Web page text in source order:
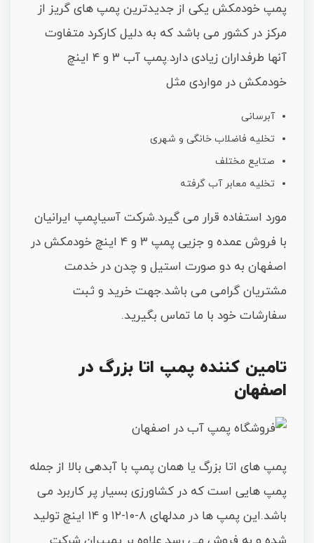
پمپ خودمکش یکی از جدیدترین پمپ های گریز از
مرکز در کشور می باشد که به دلیل کارکرد متفاوت
آنها طرفداران زیادی دارد.پمپ آب ۳ و ۴ اینچ
خودمکش در مواردی مثل
آبرسانی
تخلیه فاضلاب خانگی و شهری
صتایع مختلف
تخلیه معابر آب گرفته
مورد استفاده قرار می گیرد.شرکت آسیاپمپ ایرانیان
با فروش عمده و جزیی پمپ ۳ و ۴ اینچ خودمکش در
اصفهان به دو صورت استیل و چدن در خدمت
مشتریان گرامی می باشد.جهت خرید و ثبت
سفارشات خود با ما تماس بگیرید.
تامین کننده پمپ اتا بزرگ در
اصفهان
پمپ های اتا بزرگ یا همان پمپ با آبدهی بالا از جمله
پمپ هایی است که در کشاورزی بسیار پر کاربرد می
باشد.این پمپ ها در مدلهای ۸-۱۰-۱۲ و ۱۴ اینچ تولید